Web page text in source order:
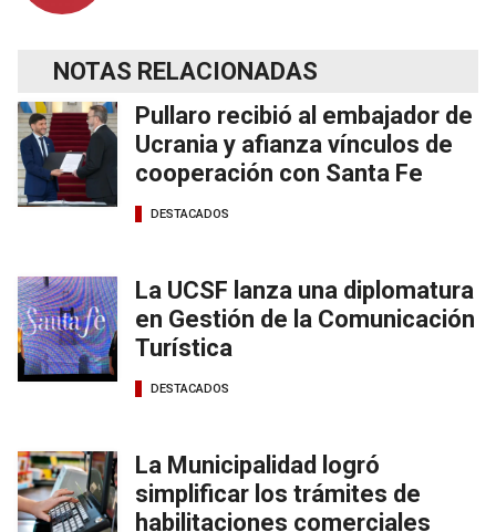
NOTAS RELACIONADAS
Pullaro recibió al embajador de
Ucrania y afianza vínculos de
cooperación con Santa Fe
DESTACADOS
La UCSF lanza una diplomatura
en Gestión de la Comunicación
Turística
DESTACADOS
La Municipalidad logró
simplificar los trámites de
habilitaciones comerciales